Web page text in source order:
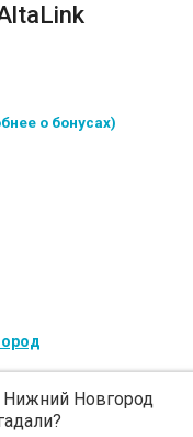
о бонусах)
Нижний Новгород
₽ (от 5 000 ₽